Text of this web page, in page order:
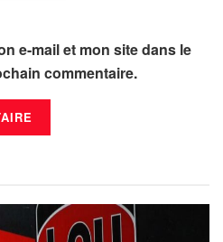
e-mail et mon site dans le
commentaire.